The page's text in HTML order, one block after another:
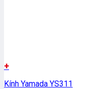
+
Kính Yamada YS311